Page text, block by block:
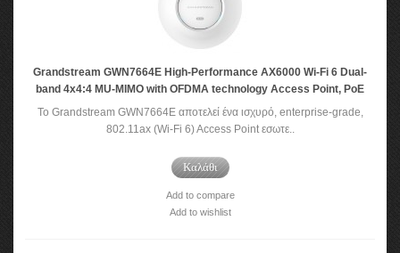
Grandstream GWN7664E High-Performance AX6000 Wi-Fi 6 Dual-
band 4x4:4 MU-MIMO with OFDMA technology Access Point, PoE
Το Grandstream GWN7664E αποτελεί ένα ισχυρό, enterprise-grade,
802.11ax (Wi-Fi 6) Access Point εσωτε..
Καλάθι
Add to compare
Add to wishlist